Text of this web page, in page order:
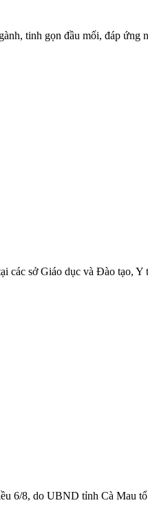
tinh gọn đầu mối, đáp ứng
sở Giáo dục và Đào tạo, Y
6/8, do UBND tỉnh Cà Mau